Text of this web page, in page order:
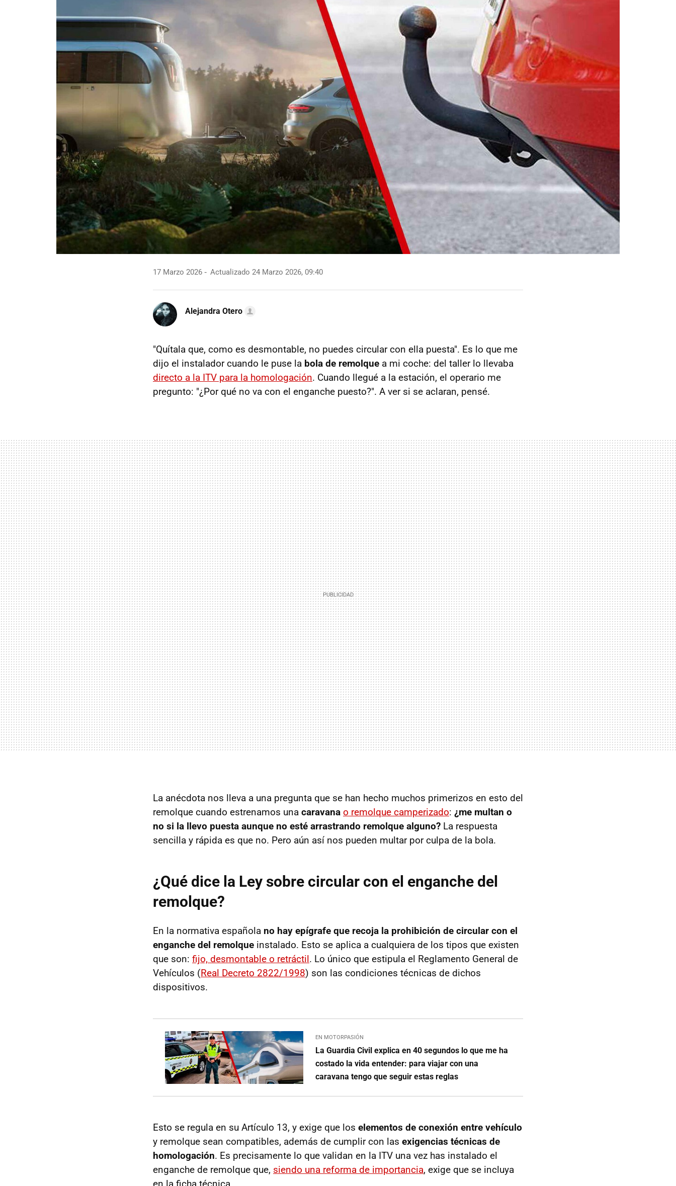
17 Marzo 2026 Actualizado 24 Marzo 2026, 09:40
Alejandra Otero
"Quítala que, como es desmontable, no puedes circular con ella puesta". Es lo que me
dijo el instalador cuando le puse la bola de remolque a mi coche: del taller lo llevaba
directo a la ITV para la homologación. Cuando llegué a la estación, el operario me
pregunto: "¿Por qué no va con el enganche puesto?". A ver si se aclaran, pensé.
La anécdota nos lleva a una pregunta que se han hecho muchos primerizos en esto del
remolque cuando estrenamos una caravana o remolque camperizado: ¿me multan o
no si la llevo puesta aunque no esté arrastrando remolque alguno? La respuesta
sencilla y rápida es que no. Pero aún así nos pueden multar por culpa de la bola.
¿Qué dice la Ley sobre circular con el enganche del
remolque?
En la normativa española no hay epígrafe que recoja la prohibición de circular con el
enganche del remolque instalado. Esto se aplica a cualquiera de los tipos que existen
que son: fijo, desmontable o retráctil. Lo único que estipula el Reglamento General de
Vehículos (Real Decreto 2822/1998) son las condiciones técnicas de dichos
dispositivos.
EN MOTORPASIÓN
La Guardia Civil explica en 40 segundos lo que me ha
costado la vida entender: para viajar con una
caravana tengo que seguir estas reglas
Esto se regula en su Artículo 13, y exige que los elementos de conexión entre vehículo
y remolque sean compatibles, además de cumplir con las exigencias técnicas de
homologación. Es precisamente lo que validan en la ITV una vez has instalado el
enganche de remolque que, siendo una reforma de importancia, exige que se incluya
en la ficha técnica.